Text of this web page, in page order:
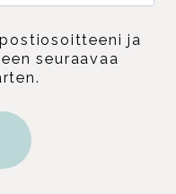
ja
seuraavaa